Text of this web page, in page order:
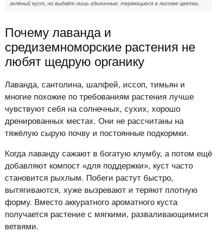
зелёный куст, но выдаёт лишь единичные, теряющиеся в листве цветки.
Почему лаванда и
средиземноморские растения не
любят щедрую органику
Лаванда, сантолина, шалфей, иссоп, тимьян и
многие похожие по требованиям растения лучше
чувствуют себя на солнечных, сухих, хорошо
дренированных местах. Они не рассчитаны на
тяжёлую сырую почву и постоянные подкормки.
Когда лаванду сажают в богатую клумбу, а потом ещё
добавляют компост «для поддержки», куст часто
становится рыхлым. Побеги растут быстро,
вытягиваются, хуже вызревают и теряют плотную
форму. Вместо аккуратного ароматного куста
получается растение с мягкими, разваливающимися
ветвями.